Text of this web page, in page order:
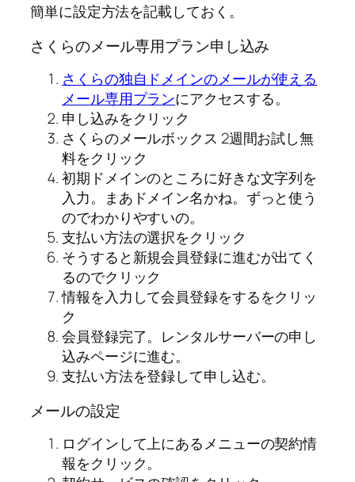
簡単に設定方法を記載しておく。
さくらのメール専用プラン申し込み
さくらの独自ドメインのメールが使える
メール専用プランにアクセスする。
申し込みをクリック
さくらのメールボックス 2週間お試し無
料をクリック
初期ドメインのところに好きな文字列を
入力。まあドメイン名かね。ずっと使う
のでわかりやすいの。
支払い方法の選択をクリック
そうすると新規会員登録に進むが出てく
るのでクリック
情報を入力して会員登録をするをクリッ
ク
会員登録完了。レンタルサーバーの申し
込みページに進む。
支払い方法を登録して申し込む。
メールの設定
ログインして上にあるメニューの契約情
報をクリック。